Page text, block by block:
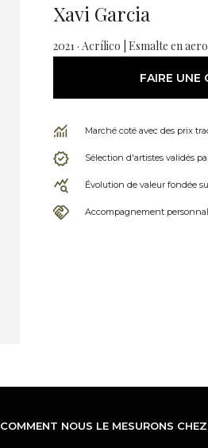
Xavi Garcia
2021 · Acrílico | Esmalte en
FAIRE UNE
Marché coté avec des prix
Sélection d'artistes validés
Évolution de valeur fondée
Accompagnement
COMMENT NOUS LE MESURONS